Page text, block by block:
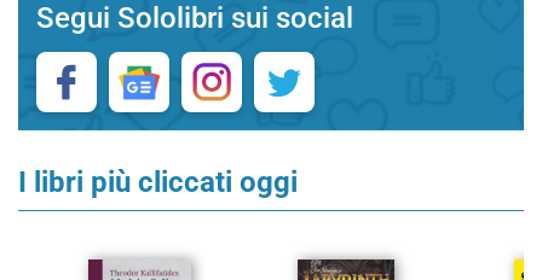
Segui Sololibri sui social
I libri più cliccati oggi